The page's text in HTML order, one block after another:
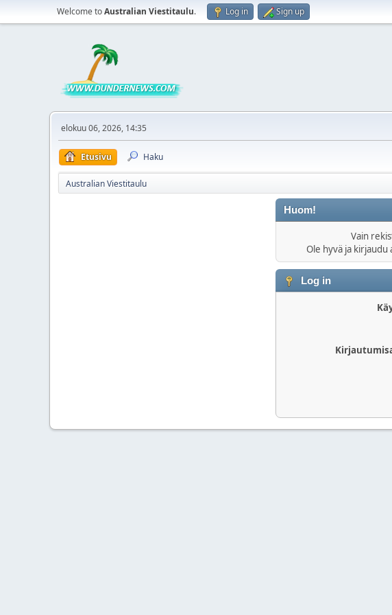
Welcome toAustralian Viestitaulu. Log in Sign up
elokuu 06, 2026, 14:35
Etusivu Haku
Australian Viestitaulu
Huom!
Vain
Ole hyvä ja kirjaudu
Log in